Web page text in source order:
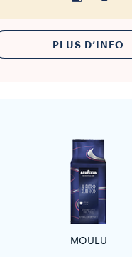
PLUS D’INFO
MOULU